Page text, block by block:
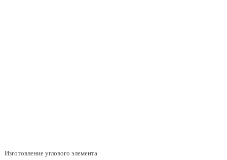
Изготовление углового элемента